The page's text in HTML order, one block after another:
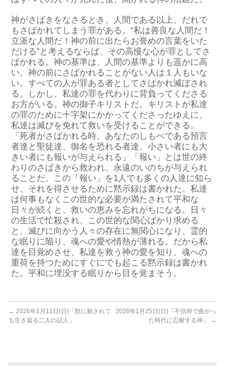
神がさばきをなさるとき 、人間である以上、だれで
もさばかれてしまう罪がある。“私は善良な人間だ！
立派な人間だ！神の前に出たらお誉めの言葉をいた
だける”と考えるならば、その高慢な心が罪としてさ
ばかれる。神の基準は、人間の基準よりも遥かに高
い。神の前にさばかれることがない人は１人もいな
い。すべての人が罪ある者としてさばかれ滅ぼされ
る。 しかし 、私達の罪を代わりに背負 って くださる
お方がいる。神の御子キリスト だ。キリストが私達
の罪のために十字架にかかってくださったゆえに、
私達は滅びを免れて救いを受けることができ る。
「死者がさばかれる時、あなたのしもべである預言
者達と聖徒達、御名を恐れる者達、小さい者にも大
きい者にも報いが与えられる」
「報い」とは世の終
わりのさばきから救われ、 永遠のいのちが与えられ
ること だ。この「報い」を1人でも多くの人達に知ら
せ、それを得させるために黙示録は書かれた。私達
は何事もなく この世的な必要が満たされて平和な
日々が続くと、救いの恵みを忘れがちになる。
日々
の生活で忙殺され、この世的な関心ばかり求める
と、滅びに向かう 人々の存在に無関心になり、霊的
な眠りに陥り、魂への愛や情熱が薄れる。 だから私
達を 目覚めさせ、私達を救う神の愛を知り 、魂への
重荷を持つためにすぐにでも起こる黙示録は書かれ
た。平和に埋没する眠り から 目を覚まそう 。
← 2026年1月11日(日)「獣に殺されて
も生き返る二人の証人」
2026年1月25日(日)「不信仰で曲がっ
た時代に忍耐する神」
→